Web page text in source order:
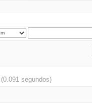
(0.091 segundos)